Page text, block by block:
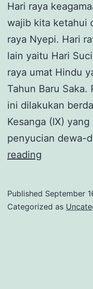
Hari raya
wajib kita ketahui
raya Nyepi. Hari
lain yaitu Hari
raya umat Hindu
Tahun Baru Saka.
ini dilakukan
Kesanga (IX)
penyucian dewa-
reading
Nyepi
Published September
Categorized as